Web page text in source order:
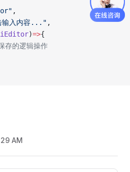
,
输入内容..." ,
)=>{
存的逻辑操作
AM